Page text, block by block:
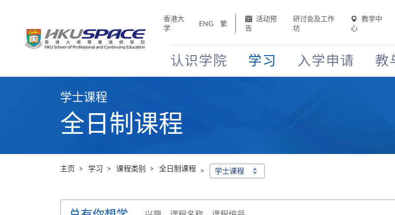
香港大
学
ENG 繁
活动预
告
研讨会及工作
坊
教学中
心
认识学院 学习 入学申请 教
学士课程
全日制课程
主页 学习 课程类别 全日制课程 学士课程